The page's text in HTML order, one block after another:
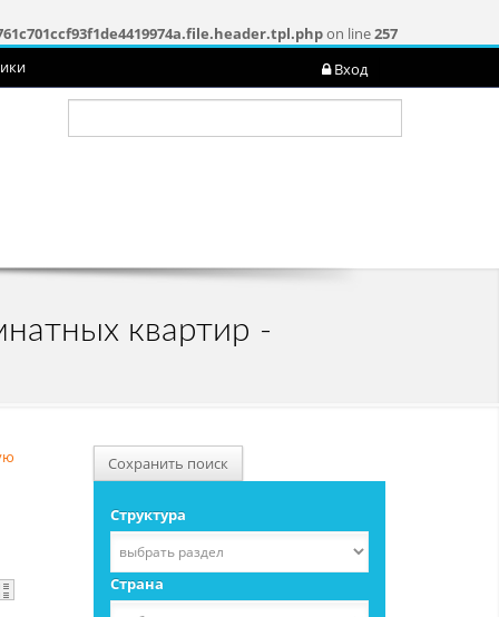
on line257
Вход
квартир -
Сохранить поиск
Структура
Страна